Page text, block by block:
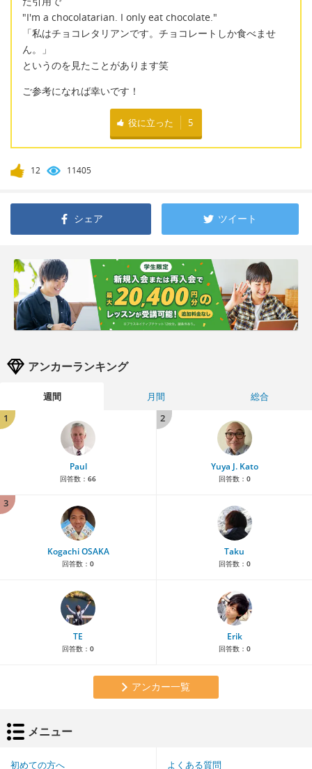
"I'm a chocolatarian. I only eat chocolate."
「私はチョコレタリアンです。チョコレートしか食べませ
ん。」
というのを見たことがあります笑
ご参考になれば幸いです！
役に立った 5
12 11405
シェア ツイート
アンカーランキング
週間 月間
総合
1
Paul
回答数： 66
2
Yuya J. Kato
回答数： 0
3
Kogachi OSAKA
回答数： 0
Taku
回答数： 0
TE
回答数： 0
Erik
回答数： 0
アンカー一覧
メニュー
初めての方へ よくある質問